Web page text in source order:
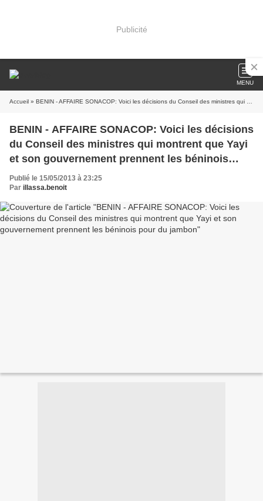
Publicité
MENU
Accueil » BENIN - AFFAIRE SONACOP: Voici les décisions du Conseil des ministres qui montrent que Yayi et son gouvernement prennent les béninois pour du jambon
BENIN - AFFAIRE SONACOP: Voici les décisions
du Conseil des ministres qui montrent que Yayi
et son gouvernement prennent les béninois
pour du jambon
Publié le 15/05/2013 à 23:25
Par illassa.benoit